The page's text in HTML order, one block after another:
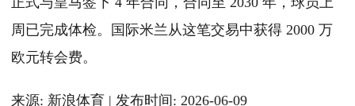
周已完成体检。国际米兰从这笔交易中获得 2000 万
欧元转会费。
来源: 新浪体育 | 发布时间: 2026-06-09